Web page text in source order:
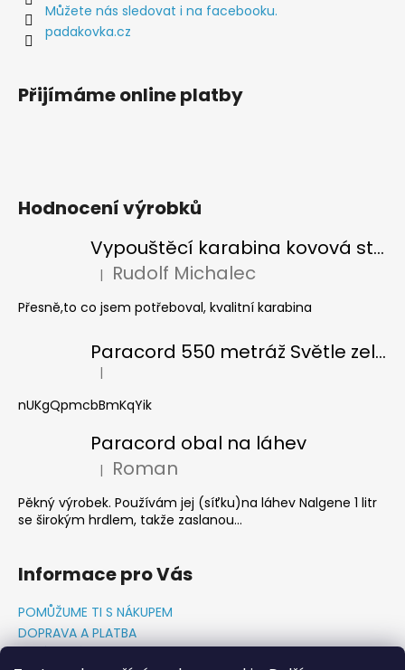
Můžete nás sledovat i na facebooku.
padakovka.cz
Přijímáme online platby
Hodnocení výrobků
Vypouštěcí karabina kovová stříbrná
Hodnocení produktu je 5 z 5 hvězdiček.
| Rudolf Michalec
Přesně,to co jsem potřeboval, kvalitní karabina
Paracord 550 metráž Světle zelená
Hodnocení produktu je 5 z 5 hvězdiček.
|
nUKgQpmcbBmKqYik
Paracord obal na láhev
Hodnocení produktu je 5 z 5 hvězdiček.
| Roman
Pěkný výrobek. Používám jej (síťku)na láhev Nalgene 1 litr
se širokým hrdlem, takže zaslanou...
Informace pro Vás
POMŮŽUME TI S NÁKUPEM
DOPRAVA A PLATBA